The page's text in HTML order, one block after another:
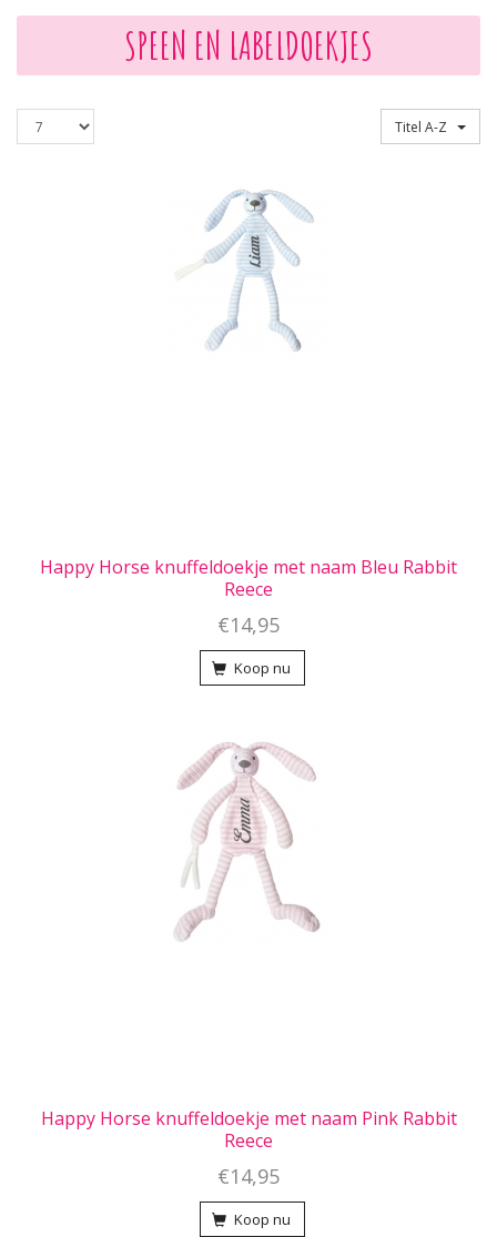
SPEEN EN LABELDOEKJES
per
Sorteren op
Happy Horse knuffeldoekje met naam Bleu Rabbit
Reece
€14,95
Koop nu
Happy Horse knuffeldoekje met naam Pink Rabbit
Reece
€14,95
Koop nu